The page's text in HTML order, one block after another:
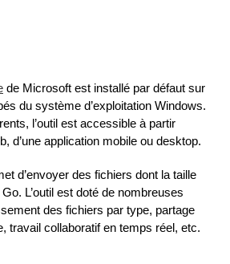
de Microsoft est installé par défaut sur
du système d’exploitation Windows.
l’outil est accessible à partir
d’une application mobile ou desktop.
d’envoyer des fichiers dont la taille
L’outil est doté de nombreuses
des fichiers par type, partage
travail collaboratif en temps réel, etc.